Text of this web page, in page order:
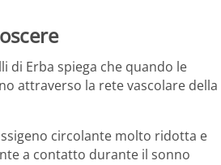
di Erba spiega che quando le
attraverso la rete vascolare della
circolante molto ridotta e
a contatto durante il sonno